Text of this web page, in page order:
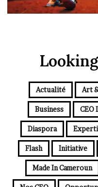
Actualité Art
Business CEO
Diaspora
Flash Initiative
Made In Cameroun